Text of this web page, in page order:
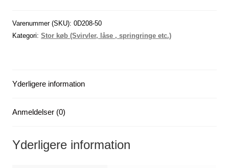
snap,size
10,
Varenummer (SKU):0D208-50
Kategori:Stor køb (Svirvler, låse , springringe etc.)
Yderligere information
Anmeldelser (0)
Yderligere information